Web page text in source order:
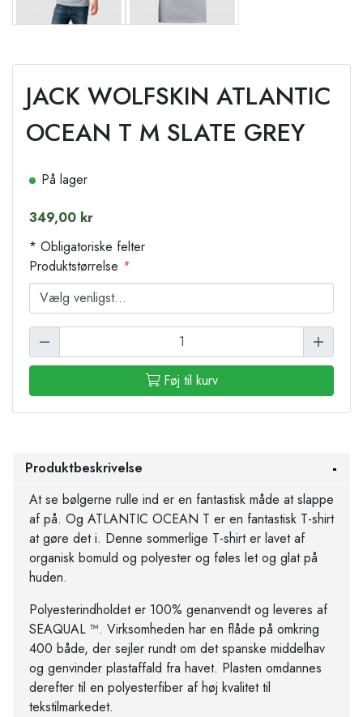
JACK WOLFSKIN ATLANTIC
OCEAN T M SLATE GREY
På lager
349,00 kr
* Obligatoriske felter
Produktstørrelse *
Føj til kurv
Produktbeskrivelse
At se bølgerne rulle ind er en fantastisk måde at slappe
af på. Og ATLANTIC OCEAN T er en fantastisk T-shirt
at gøre det i. Denne sommerlige T-shirt er lavet af
organisk bomuld og polyester og føles let og glat på
huden.
Polyesterindholdet er 100% genanvendt og leveres af
SEAQUAL ™. Virksomheden har en flåde på omkring
400 både, der sejler rundt om det spanske middelhav
og genvinder plastaffald fra havet. Plasten omdannes
derefter til en polyesterfiber af høj kvalitet til
tekstilmarkedet.